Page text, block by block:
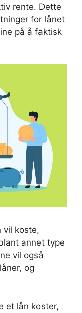
rente. Dette
for lånet
på å faktisk
vil koste,
annet type
vil også
og
et lån koster,